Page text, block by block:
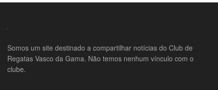
Somos um site destinado a compartilhar notícias do Club de
Regatas Vasco da Gama. Não temos nenhum vínculo com o
clube.